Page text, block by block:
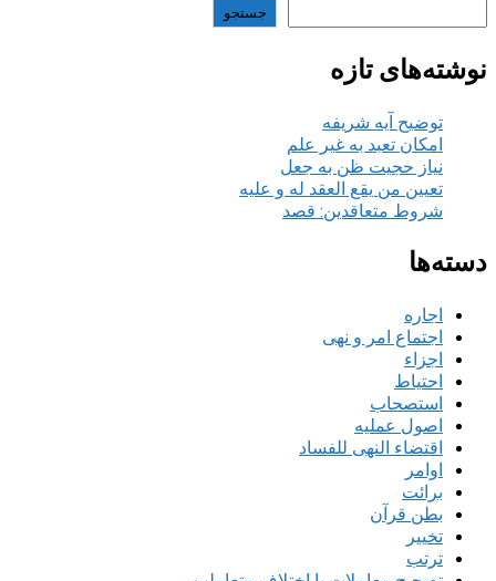
جستجو
نوشته‌های تازه
توضیح آیه شریفه
امکان تعبد به غیر علم
نیاز حجیت ظن به جعل
تعیین من یقع العقد له و علیه
شروط متعاقدین: قصد
دسته‌ها
اجاره
اجتماع امر و نهی
اجزاء
احتیاط
استصحاب
اصول عملیه
اقتضاء النهی للفساد
اوامر
برائت
بطن قرآن
تخییر
ترتب